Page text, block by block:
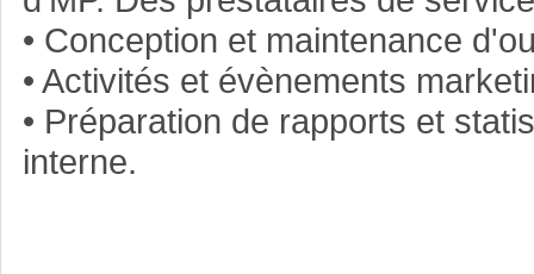
• Conception et maintenance
• Activités et évènements
• Préparation de rapports et
interne.